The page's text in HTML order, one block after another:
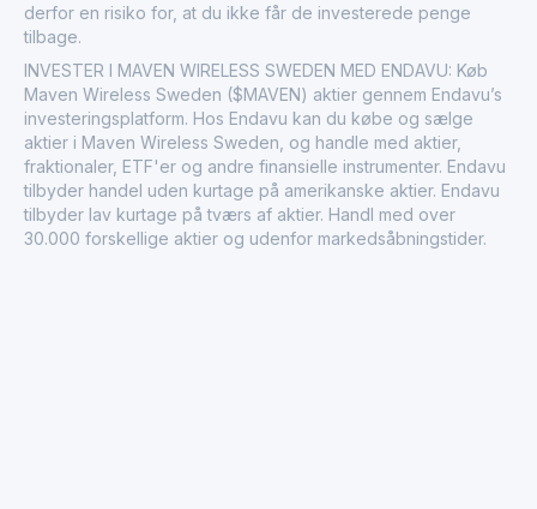
derfor en risiko for, at du ikke får de investerede penge
tilbage.
INVESTER I MAVEN WIRELESS SWEDEN MED ENDAVU: Køb
Maven Wireless Sweden ($MAVEN) aktier gennem Endavu’s
investeringsplatform. Hos Endavu kan du købe og sælge
aktier i Maven Wireless Sweden, og handle med aktier,
fraktionaler, ETF'er og andre finansielle instrumenter. Endavu
tilbyder handel uden kurtage på amerikanske aktier. Endavu
tilbyder lav kurtage på tværs af aktier. Handl med over
30.000 forskellige aktier og udenfor markedsåbningstider.